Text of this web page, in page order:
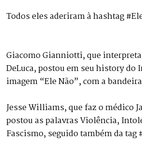
Todos eles aderiram à hashtag
Giacomo Gianniotti, que
DeLuca, postou em seu history do
imagem “Ele Não”, com a
Jesse Williams, que faz o médico
postou as palavras Violência,
Fascismo, seguido também da tag